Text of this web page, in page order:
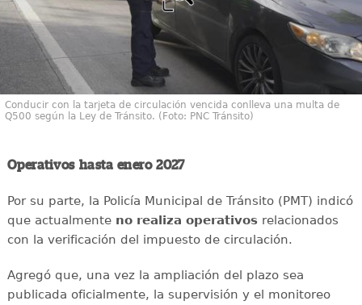
Conducir con la tarjeta de circulación vencida conlleva una multa de
Q500 según la Ley de Tránsito. (Foto: PNC Tránsito)
Operativos hasta enero 2027
Por su parte, la Policía Municipal de Tránsito (PMT) indicó
que actualmente no realiza operativosrelacionados
con la verificación del impuesto de circulación.
Agregó que, una vez la ampliación del plazo sea
publicada oficialmente, la supervisión y el monitoreo